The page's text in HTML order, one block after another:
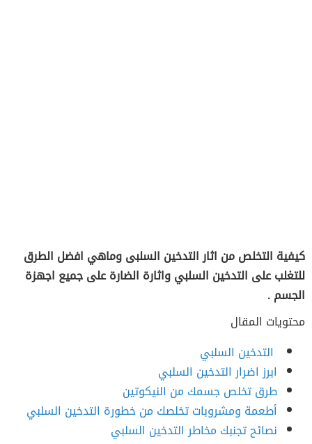
كيفية التخلص من اثار التدخين السلبى وماهي افضل الطرق
للتغلب على التدخين السلبي واثارة الضارة على جميع اجهزة
الجسم .
محتويات المقال
التدخين السلبي
ابرز اضرار التدخين السلبي
طرق تخلص جسمك من النيكوتين
أطعمة ومشروبات تخلصك من خطورة التدخين السلبي
نصائح تجنبك مخاطر التدخين السلبي